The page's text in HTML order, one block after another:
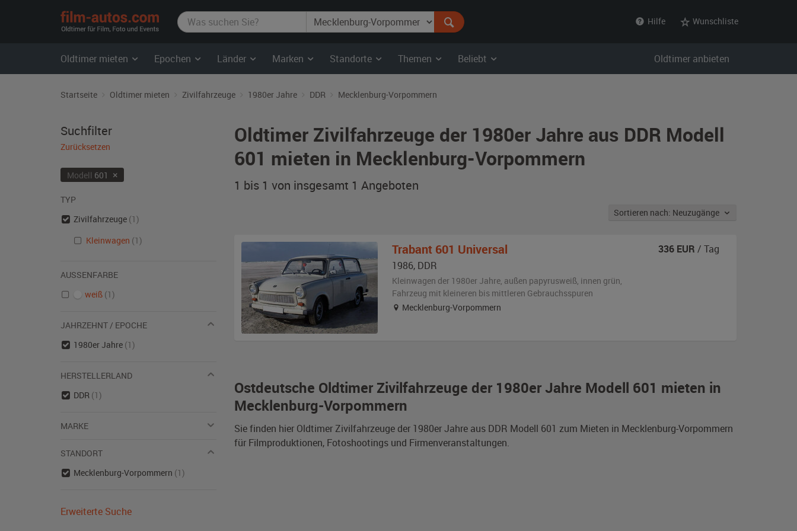
film-
autos.com
Hilfe Wunschliste
Oldtimer mieten Epochen Länder Marken Standorte Themen Beliebt Oldtimer anbieten
Startseite Oldtimer mieten Zivilfahrzeuge 1980er Jahre DDR Mecklenburg-Vorpommern
Oldtimer Zivilfahrzeuge der 1980er Jahre aus DDR Modell
601 mieten in Mecklenburg-Vorpommern
1 bis 1 von insgesamt 1 Angeboten
Sortieren nach: Neuzugänge
Ostdeutsche Oldtimer Zivilfahrzeuge der 1980er Jahre Modell 601 mieten in
Mecklenburg-Vorpommern
Sie finden hier Oldtimer Zivilfahrzeuge der 1980er Jahre aus DDR Modell 601 zum Mieten in Mecklenburg-Vorpommern
für Filmproduktionen, Fotoshootings und Firmenveranstaltungen.
Trabant 601 Universal
1986, DDR
Kleinwagen der 1980er Jahre, außen papyrusweiß, innen grün,
Fahrzeug mit kleineren bis mittleren Gebrauchsspuren
Mecklenburg-Vorpommern
336 EUR / Tag
Suchfilter
Zurücksetzen
Modell 601 ×
TYP
Zivilfahrzeuge (1)
Kleinwagen (1)
AUSSENFARBE
weiß (1)
JAHRZEHNT / EPOCHE
1980er Jahre (1)
HERSTELLERLAND
DDR (1)
MARKE
STANDORT
Mecklenburg-Vorpommern (1)
Erweiterte Suche